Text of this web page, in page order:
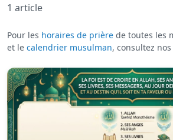
1 article
Pour les horaires de prière de toutes les
et le calendrier musulman, consultez